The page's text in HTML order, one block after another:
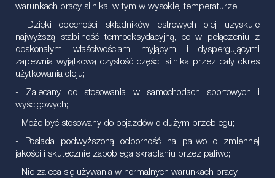
warunkach pracy silnika, w tym w wysokiej temperaturze;
- Dzięki obecności składników estrowych olej uzyskuje
najwyższą stabilność termooksydacyjną, co w połączeniu z
doskonałymi właściwościami myjącymi i dyspergującymi
zapewnia wyjątkową czystość części silnika przez cały okres
użytkowania oleju;
- Zalecany do stosowania w samochodach sportowych i
wyścigowych;
- Może być stosowany do pojazdów o dużym przebiegu;
- Posiada podwyższoną odporność na paliwo o zmiennej
jakości i skutecznie zapobiega skraplaniu przez paliwo;
- Nie zaleca się używania w normalnych warunkach pracy.